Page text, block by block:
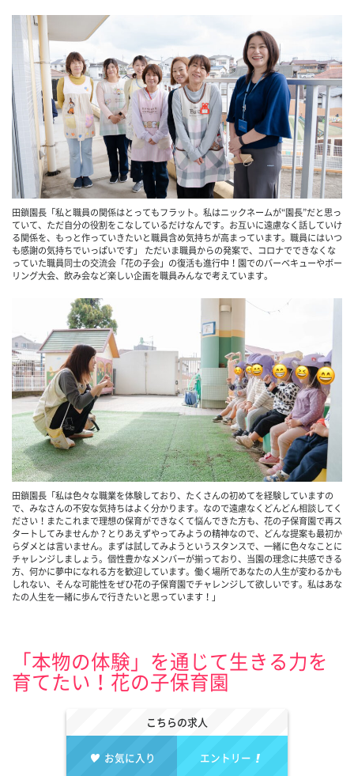
田鎖園長「私と職員の関係はとってもフラット。私はニックネームが“園長”だと思っ
ていて、ただ自分の役割をこなしているだけなんです。お互いに遠慮なく話していけ
る関係を、もっと作っていきたいと職員含め気持ちが高まっています。職員にはいつ
も感謝の気持ちでいっぱいです」 ただいま職員からの発案で、コロナでできなくな
っていた職員同士の交流会「花の子会」の復活も進行中！園でのバーベキューやボー
リング大会、飲み会など楽しい企画を職員みんなで考えています。
田鎖園長「私は色々な職業を体験しており、たくさんの初めてを経験していますの
で、みなさんの不安な気持ちはよく分かります。なので遠慮なくどんどん相談してく
ださい！またこれまで理想の保育ができなくて悩んできた方も、花の子保育園で再ス
タートしてみませんか？とりあえずやってみようの精神なので、どんな提案も最初か
らダメとは言いません。まずは試してみようというスタンスで、一緒に色々なことに
チャレンジしましょう。個性豊かなメンバーが揃っており、当園の理念に共感できる
方、何かに夢中になれる方を歓迎しています。働く場所であなたの人生が変わるかも
しれない、そんな可能性をぜひ花の子保育園でチャレンジして欲しいです。私はあな
たの人生を一緒に歩んで行きたいと思っています！」
「本物の体験」を通じて生きる力を
育てたい！花の子保育園
こちらの求人
お気に入り エントリー